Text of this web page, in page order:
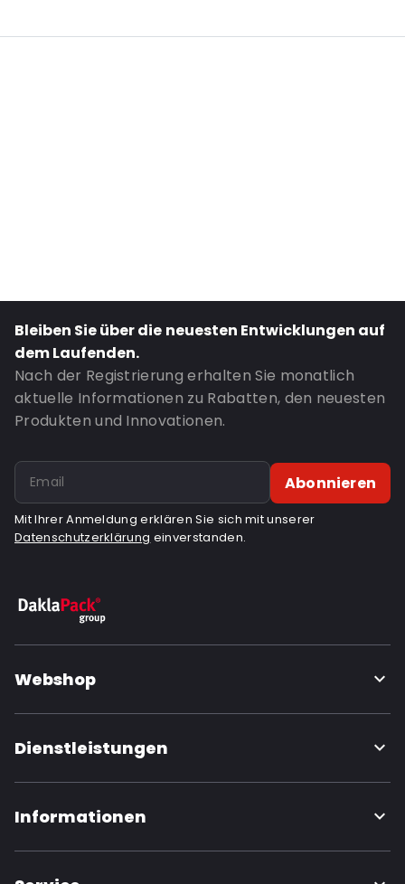
Internal Length: 160
Bestell-ID: 321
Bleiben Sie über die neuesten Entwicklungen auf
dem Laufenden.
Nach der Registrierung erhalten Sie monatlich
aktuelle Informationen zu Rabatten, den neuesten
Produkten und Innovationen.
Abonnieren
Mit Ihrer Anmeldung erklären Sie sich mit unserer
Datenschutzerklärung einverstanden.
Webshop
Dienstleistungen
Informationen